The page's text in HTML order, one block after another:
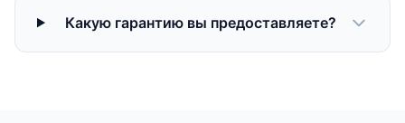
Какую гарантию вы предоставляете?